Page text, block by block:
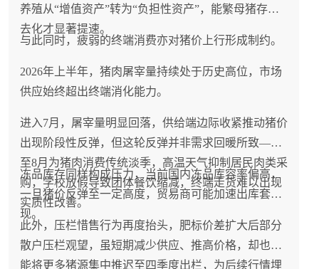
养殖从“增值资产”转为“负担性资产”，能繁母猪存栏
去化才显著提速。
与此同时，疲弱的终端消费亦对猪价上行形成制约。
2026年上半年，猪肉屠宰量持续处于历史高位，市场
供应始终超出终端消化能力。
进入7月，屠宰量明显回落，供给端边际收紧推动猪价
出现阶段性反弹，但这轮反弹并非需求回暖所致——7
至8月为猪肉消费传统淡季，高温天气抑制居民肉类采
购，学校放假导致团体餐饮缩减，终端走货难以出现
实质性改善。
冻品库存同样构成压力，当前国内冻品库容率偏高，
一旦猪价反弹至一定高度，贸易商可能加速出库套
现。
此外，压栏惜售行为再度抬头，肥标价差扩大后部分
散户压栏观望，虽短期减少供应、推高价格，却也可
能将更多猪源集中推迟至四季度出栏，为后续行情埋